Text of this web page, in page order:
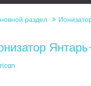
раздел